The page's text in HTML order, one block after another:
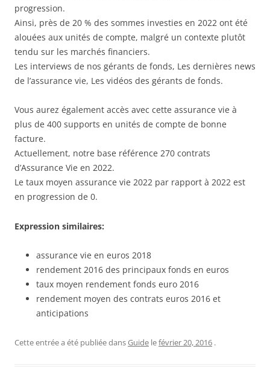
progression.
Ainsi, près de 20 % des sommes investies en 2022 ont été
alouées aux unités de compte, malgré un contexte plutôt
tendu sur les marchés financiers.
Les interviews de nos gérants de fonds, Les dernières news
de l’assurance vie, Les vidéos des gérants de fonds.
Vous aurez également accès avec cette assurance vie à
plus de 400 supports en unités de compte de bonne
facture.
Actuellement, notre base référence 270 contrats
d’Assurance Vie en 2022.
Le taux moyen assurance vie 2022 par rapport à 2022 est
en progression de 0.
Expression similaires:
assurance vie en euros 2018
rendement 2016 des principaux fonds en euros
taux moyen rendement fonds euro 2016
rendement moyen des contrats euros 2016 et
anticipations
Cette entrée a été publiée dansGuide lefévrier 20, 2016 .